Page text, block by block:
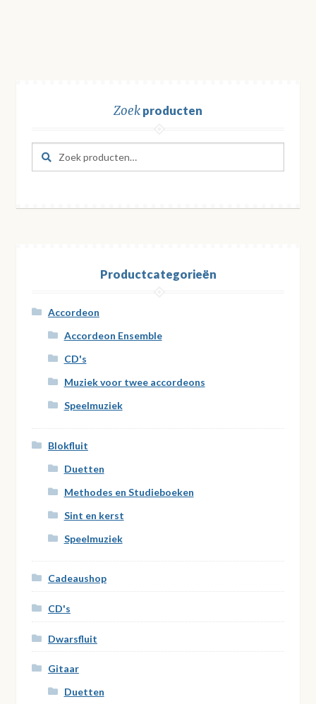
Zoekproducten
Zoeken
naar:
Zoeken
Productcategorieën
Accordeon
Accordeon Ensemble
CD's
Muziek voor twee accordeons
Speelmuziek
Blokfluit
Duetten
Methodes en Studieboeken
Sint en kerst
Speelmuziek
Cadeaushop
CD's
Dwarsfluit
Gitaar
Duetten